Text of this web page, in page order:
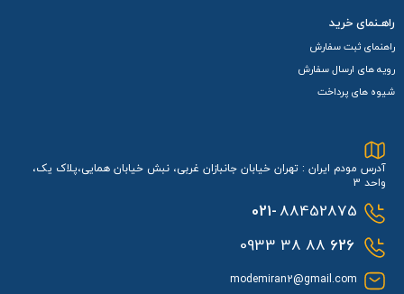
راهـنمای خرید
راهنمای ثبت سفارش
رویه های ارسال سفارش
شیوه های پرداخت
آدرس مودم ایران : تهران خیابان جانبازان غربی، نبش خیابان همایی،پلاک یک،
واحد 3
021-88452875
626
88 38 0933
modemiran2@gmail.com